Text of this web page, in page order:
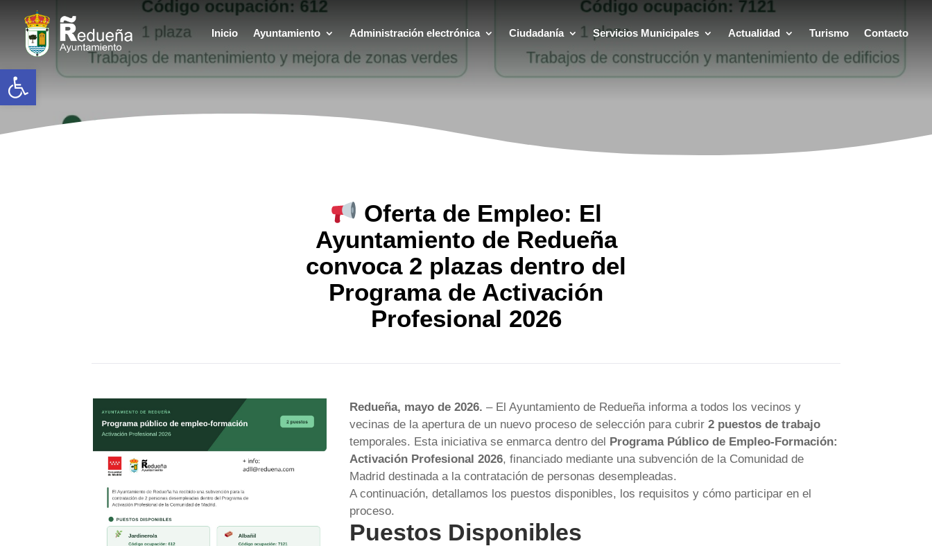
Abrir barra de herramientas
Inicio Ayuntamiento Administración electrónica Ciudadanía Servicios Municipales Actualidad Turismo Contacto
Oferta de Empleo: El
Ayuntamiento de Redueña
convoca 2 plazas dentro del
Programa de Activación
Profesional 2026
Redueña, mayo de 2026. – El Ayuntamiento de Redueña informa a todos los vecinos y
vecinas de la apertura de un nuevo proceso de selección para cubrir 2 puestos de trabajo
temporales. Esta iniciativa se enmarca dentro del Programa Público de Empleo-Formación:
Activación Profesional 2026, financiado mediante una subvención de la Comunidad de
Madrid destinada a la contratación de personas desempleadas.
A continuación, detallamos los puestos disponibles, los requisitos y cómo participar en el
proceso.
Puestos Disponibles